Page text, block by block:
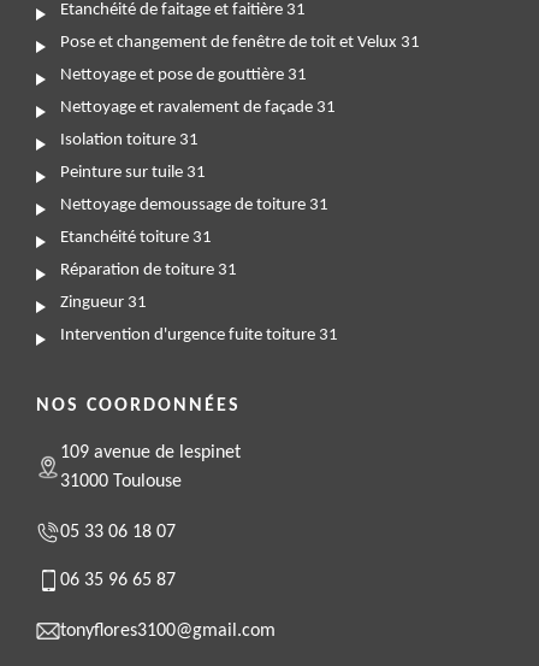
Etanchéité de faitage et faitière 31
Pose et changement de fenêtre de toit et Velux 31
Nettoyage et pose de gouttière 31
Nettoyage et ravalement de façade 31
Isolation toiture 31
Peinture sur tuile 31
Nettoyage demoussage de toiture 31
Etanchéité toiture 31
Réparation de toiture 31
Zingueur 31
Intervention d'urgence fuite toiture 31
NOS COORDONNÉES
109 avenue de lespinet
31000 Toulouse
05 33 06 18 07
06 35 96 65 87
tonyflores3100@gmail.com